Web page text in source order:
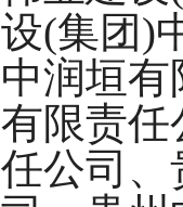
设(集团)
中润垣
有限责任
任公司、